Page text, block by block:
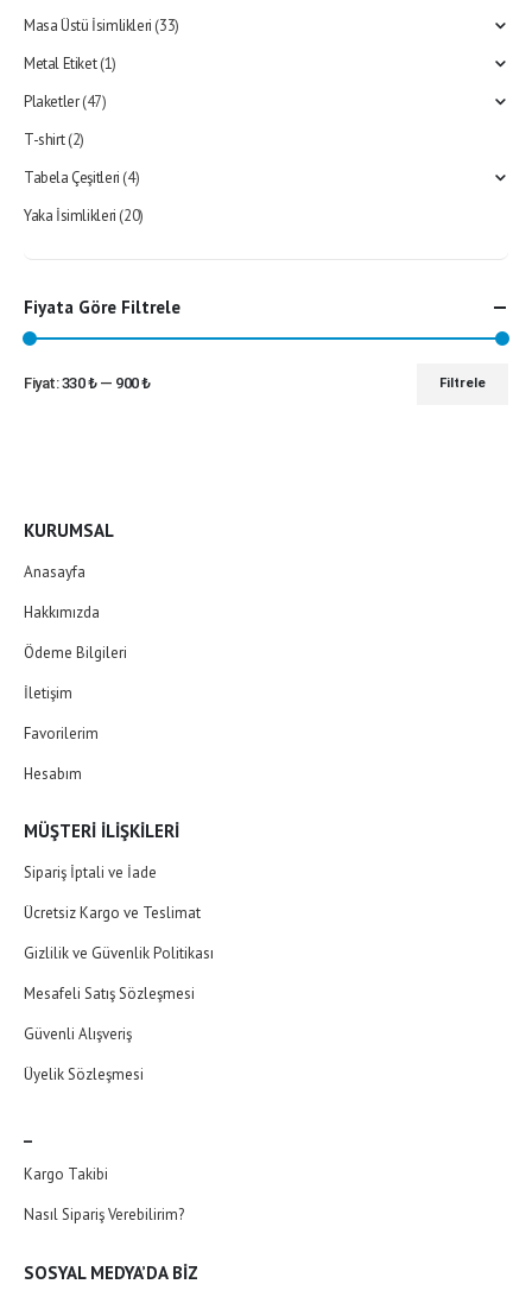
Masa Üstü İsimlikleri (33)
Metal Etiket (1)
Plaketler (47)
T-shirt (2)
Tabela Çeşitleri (4)
Yaka İsimlikleri (20)
Fiyata Göre Filtrele
En
En
Filtrele
Fiyat:330 ₺— 900 ₺
KURUMSAL
Anasayfa
Hakkımızda
Ödeme Bilgileri
İletişim
Favorilerim
Hesabım
MÜŞTERI İLIŞKILERI
Sipariş İptali ve İade
Ücretsiz Kargo ve Teslimat
Gizlilik ve Güvenlik Politikası
Mesafeli Satış Sözleşmesi
Güvenli Alışveriş
Üyelik Sözleşmesi
Kargo Takibi
Nasıl Sipariş Verebilirim?
SOSYAL MEDYA’DA BIZ